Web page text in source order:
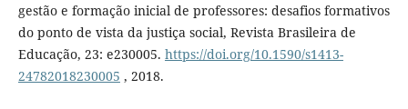
gestão e formação inicial de professores: desafios formativos
do ponto de vista da justiça social, Revista Brasileira de
Educação, 23: e230005. https://doi.org/10.1590/s1413-
24782018230005 , 2018.